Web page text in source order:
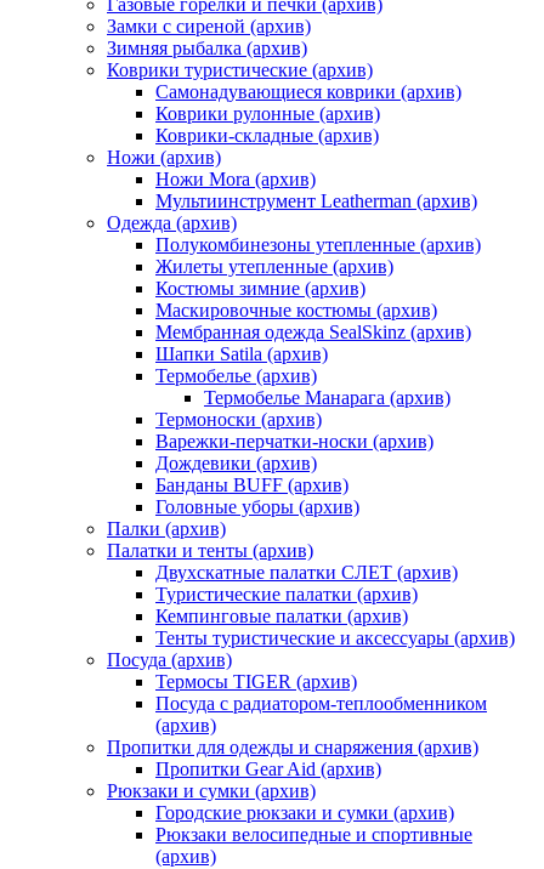
Газовые горелки и печки (архив)
Замки с сиреной (архив)
Зимняя рыбалка (архив)
Коврики туристические (архив)
Самонадувающиеся коврики (архив)
Коврики рулонные (архив)
Коврики-складные (архив)
Ножи (архив)
Ножи Mora (архив)
Мультиинструмент Leatherman (архив)
Одежда (архив)
Полукомбинезоны утепленные (архив)
Жилеты утепленные (архив)
Костюмы зимние (архив)
Маскировочные костюмы (архив)
Мембранная одежда SealSkinz (архив)
Шапки Satila (архив)
Термобелье (архив)
Термобелье Манарага (архив)
Термоноски (архив)
Варежки-перчатки-носки (архив)
Дождевики (архив)
Банданы BUFF (архив)
Головные уборы (архив)
Палки (архив)
Палатки и тенты (архив)
Двухскатные палатки СЛЕТ (архив)
Туристические палатки (архив)
Кемпинговые палатки (архив)
Тенты туристические и аксессуары (архив)
Посуда (архив)
Термосы TIGER (архив)
Посуда с радиатором-теплообменником
(архив)
Пропитки для одежды и снаряжения (архив)
Пропитки Gear Aid (архив)
Рюкзаки и сумки (архив)
Городские рюкзаки и сумки (архив)
Рюкзаки велосипедные и спортивные
(архив)